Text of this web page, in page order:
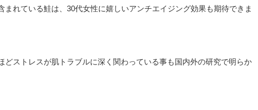
れている鮭は、30代女性に嬉しいアンチエイジング効果も期待できま
どストレスが肌トラブルに深く関わっている事も国内外の研究で明らか